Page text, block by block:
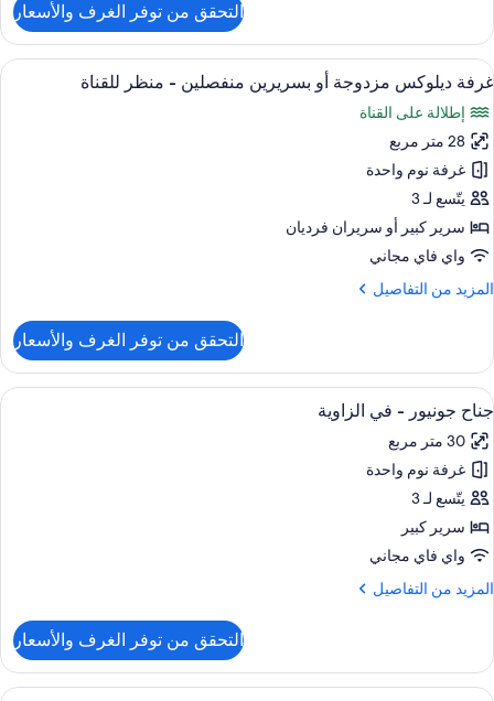
غرفة
ديلوكس
مزدوجة
بسريرين
منفصلين
التحقق من توفر الغرف والأسعار
استعراض
جميع
صور
غرفة
ديلوكس
مزدوجة
أو
بسريرين
منفصلين
-
6
غرفة ديلوكس مزدوجة أو بسريرين منفصلين - منظر للقناة
إطلالة على القناة
28 متر مربع
غرفة نوم واحدة
يتّسع لـ 3
سرير كبير‫‬ أو سريران فرديان
واي فاي مجاني
المزيد من التفاصيل
المزيد
غرفة
ديلوكس
مزدوجة
بسريرين
منفصلين
منظر
للقناة
التحقق من توفر الغرف والأسعار
استعراض
جميع
صور
جناح
جونيور
-
في
الزاوية
7
جناح جونيور - في الزاوية
30 متر مربع
غرفة نوم واحدة
يتّسع لـ 3
سرير كبير
واي فاي مجاني
المزيد من التفاصيل
المزيد
جناح
جونيور
التحقق من توفر الغرف والأسعار
ألحفة محشوة بالريش وميني بار وخزنة